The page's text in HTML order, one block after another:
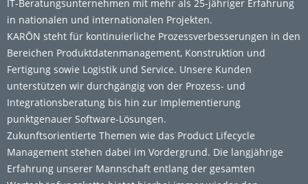
IT-Beratungsunternehmen mit mehr als 25-jähriger Erfahrung
in nationalen und internationalen Projekten.
KARŌN steht für kontinuierliche Prozessverbesserungen in den
Bereichen Produktdatenmanagement, Konstruktion und
Fertigung sowie Logistik und Service. Unsere Kunden
unterstützen wir durchgängig von der Prozess- und
Integrationsberatung bis hin zur Implementierung
punktgenauer Software-Lösungen.
Zukunftsorientierte Themen wie das Product Lifecycle
Management stehen dabei im Vordergrund. Die langjährige
Erfahrung unserer Mannschaft entlang der gesamten